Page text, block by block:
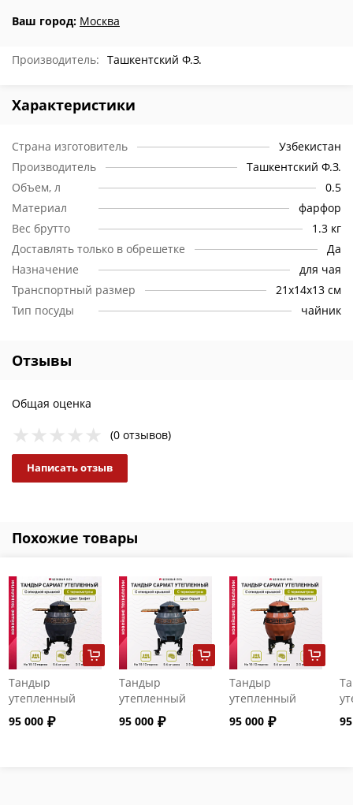
Ваш город: Москва
Производитель: Ташкентский Ф.З.
Характеристики
Страна изготовитель
Узбекистан
Производитель
Ташкентский Ф.З.
Объем, л
0.5
Материал
фарфор
Вес брутто
1.3 кг
Доставлять только в обрешетке
Да
Назначение
для чая
Транспортный размер
21х14х13 см
Тип посуды
чайник
Отзывы
Общая оценка
(0 отзывов)
Написать отзыв
Похожие товары
Тандыр
утепленный
"Сармат" с
откидной
95 000
Тандыр
утепленный
"Сармат" с
откидной
95 000
Тандыр
утепленный
"Сармат" с
откидной
95 000